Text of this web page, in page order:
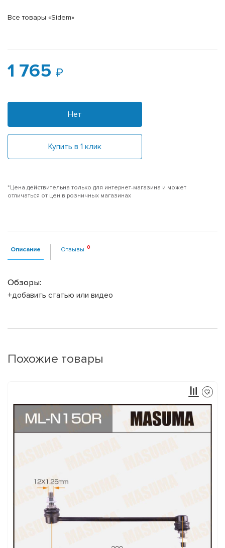
Все товары «Sidem»
1 765
Нет
Купить в 1 клик
*Цена действительна только для интернет-магазина и может
отличаться от цен в розничных магазинах
Описание Отзывы
Обзоры:
+добавить статью или видео
Похожие товары